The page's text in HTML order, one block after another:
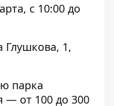
с 10:00 до
Глушкова, 1,
парка
— от 100 до 300